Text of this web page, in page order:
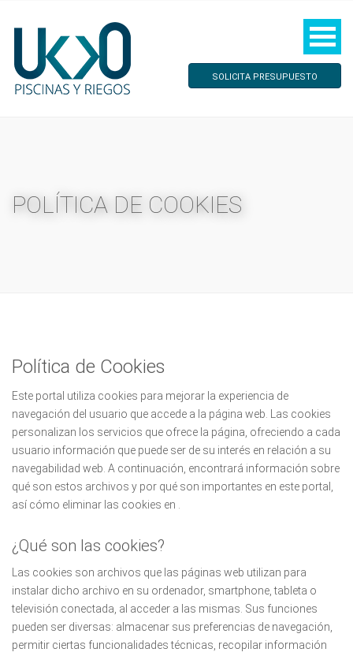
SOLICITA PRESUPUESTO
POLÍTICA DE COOKIES
Política de Cookies
Este portal utiliza cookies para mejorar la experiencia de
navegación del usuario que accede a la página web. Las cookies
personalizan los servicios que ofrece la página, ofreciendo a cada
usuario información que puede ser de su interés en relación a su
navegabilidad web. A continuación, encontrará información sobre
qué son estos archivos y por qué son importantes en este portal,
así cómo eliminar las cookies en .
¿Qué son las cookies?
Las cookies son archivos que las páginas web utilizan para
instalar dicho archivo en su ordenador, smartphone, tableta o
televisión conectada, al acceder a las mismas. Sus funciones
pueden ser diversas: almacenar sus preferencias de navegación,
permitir ciertas funcionalidades técnicas, recopilar información